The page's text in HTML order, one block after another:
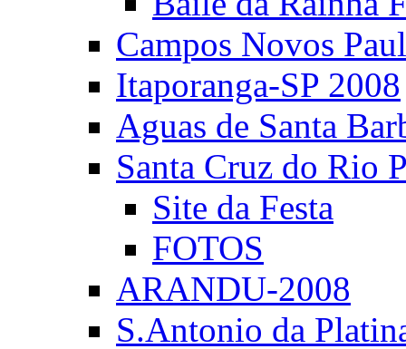
Campos Novos
Itaporanga-SP 2008
Aguas de Santa
Santa Cruz do Rio
Site da Festa
FOTOS
ARANDU-2008
S.Antonio da